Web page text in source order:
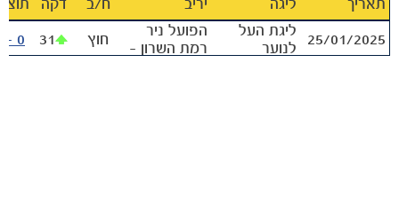
גלריה
תאריך ליגה יריב ח‪/‬ב דקה
25/01/2025
ליגת העל
לנוער
הפועל ניר
רמת השרון -
חוץ 31
0 - 1